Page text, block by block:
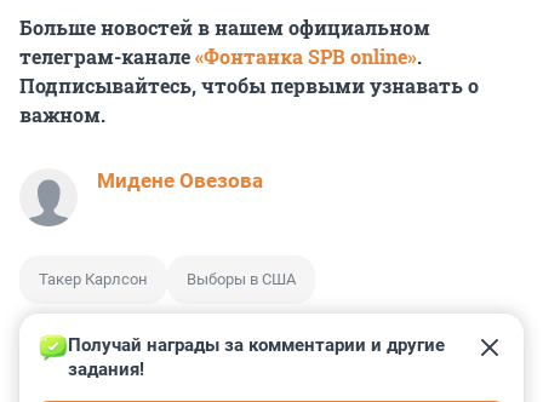
Больше новостей в нашем официальном
телеграм-канале«Фонтанка SPB online».
Подписывайтесь, чтобы первыми узнавать о
важном.
Мидене Овезова
Такер Карлсон Выборы в США
Получай награды за комментарии и другие
задания!